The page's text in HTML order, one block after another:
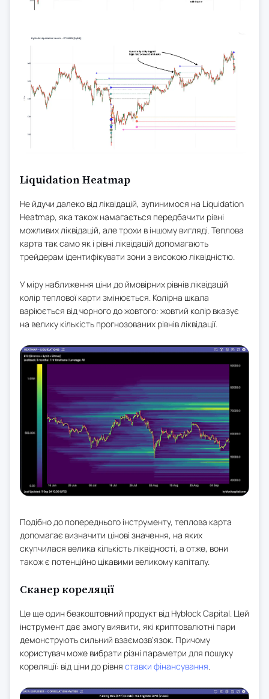
Liquidation Heatmap
Не йдучи далеко від ліквідацій, зупинимося на Liquidation
Heatmap, яка також намагається передбачити рівні
можливих ліквідацій, але трохи в іншому вигляді. Теплова
карта так само як і рівні ліквідацій допомагають
трейдерам ідентифікувати зони з високою ліквідністю.
У міру наближення ціни до ймовірних рівнів ліквідацій
колір теплової карти змінюється. Колірна шкала
варіюється від чорного до жовтого: жовтий колір вказує
на велику кількість прогнозованих рівнів ліквідації.
Подібно до попереднього інструменту, теплова карта
допомагає визначити цінові значення, на яких
скупчилася велика кількість ліквідності, а отже, вони
також є потенційно цікавими великому капіталу.
Сканер кореляції
Це ще один безкоштовний продукт від Hyblock Capital. Цей
інструмент дає змогу виявити, які криптовалютні пари
демонструють сильний взаємозв'язок. Причому
користувач може вибрати різні параметри для пошуку
кореляції: від ціни до рівня ставки фінансування.